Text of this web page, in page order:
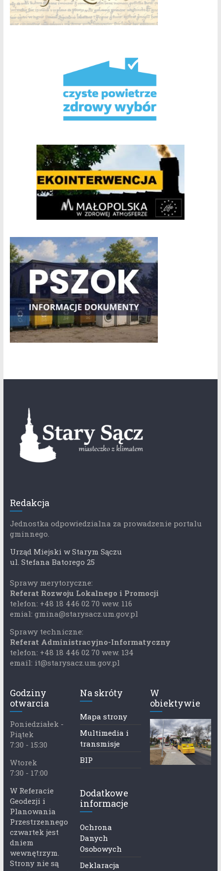
Redakcja
Jednostka odpowiedzialna za prowadzenie portalu
gminnego.
Urząd Miejski w Starym Sączu
ul. Stefana Batorego 25
Sprawy merytoryczne:
Referat Rozwoju Lokalnego i Promocji
telefon: +48 18 446 02 70 wew. 116
emial: gmina@starysacz.um.gov.pl
Sprawy techniczne:
Referat Administracyjno-Informatyczny
telefon: +48 18 446 02 70 wew. 134
email: it@starysacz.um.gov.pl
Godziny
otwarcia
Poniedziałek -
Piątek
7:30 - 15:30
Wtorek
7:30 - 17:00
W Referacie
Geodezji i
Planowania
Przestrzennego
czwartek jest
dniem
wewnętrzym.
Strony nie są
Na skróty
Mapa strony
Multimedia i
transmisje
BIP
Dodatkowe
informacje
Ochrona
Danych
Osobowych
Deklaracja
W
obiektywie